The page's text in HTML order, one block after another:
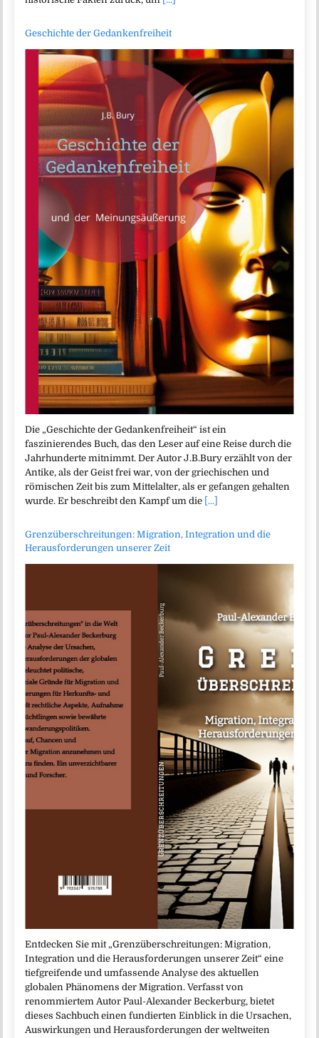
Geschichte der Gedankenfreiheit
Die „Geschichte der Gedankenfreiheit“ ist ein
faszinierendes Buch, das den Leser auf eine Reise durch die
Jahrhunderte mitnimmt. Der Autor J.B.Bury erzählt von der
Antike, als der Geist frei war, von der griechischen und
römischen Zeit bis zum Mittelalter, als er gefangen gehalten
wurde. Er beschreibt den Kampf um die [...]
Grenzüberschreitungen: Migration, Integration und die
Herausforderungen unserer Zeit
Entdecken Sie mit „Grenzüberschreitungen: Migration,
Integration und die Herausforderungen unserer Zeit“ eine
tiefgreifende und umfassende Analyse des aktuellen
globalen Phänomens der Migration. Verfasst von
renommiertem Autor Paul-Alexander Beckerburg, bietet
dieses Sachbuch einen fundierten Einblick in die Ursachen,
Auswirkungen und Herausforderungen der weltweiten